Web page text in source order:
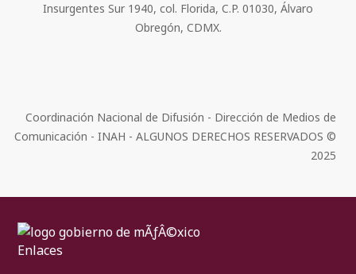
Insurgentes Sur 1940, col. Florida, C.P. 01030, Álvaro
Obregón, CDMX.
Coordinación Nacional de Difusión - Dirección de Medios de
Comunicación - INAH - ALGUNOS DERECHOS RESERVADOS ©
2025
Enlaces